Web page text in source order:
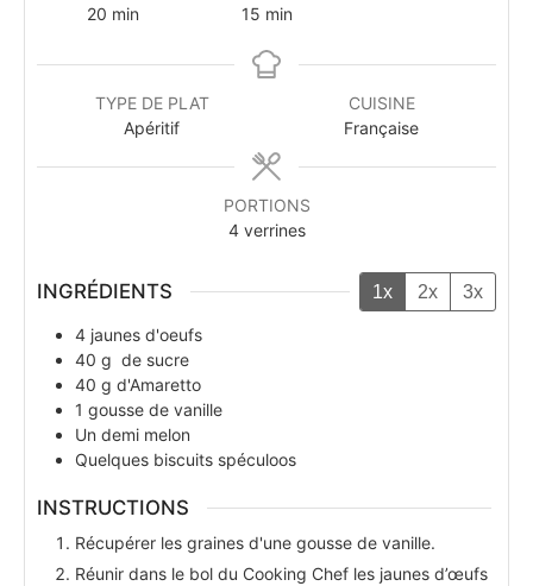
20 min
15 min
TYPE DE PLAT
Apéritif
CUISINE
Française
PORTIONS
4 verrines
INGRÉDIENTS 1x 2x 3x
4 jaunes d'oeufs
40 g de sucre
40 g d'Amaretto
1 gousse de vanille
Un demi melon
Quelques biscuits spéculoos
INSTRUCTIONS
Récupérer les graines d'une gousse de vanille.
Réunir dans le bol du Cooking Chef les jaunes d’œufs